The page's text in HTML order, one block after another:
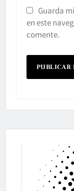
Guarda
en este
comente.